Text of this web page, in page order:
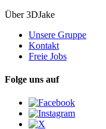
Über 3DJake
Unsere Gruppe
Kontakt
Freie Jobs
Folge uns auf